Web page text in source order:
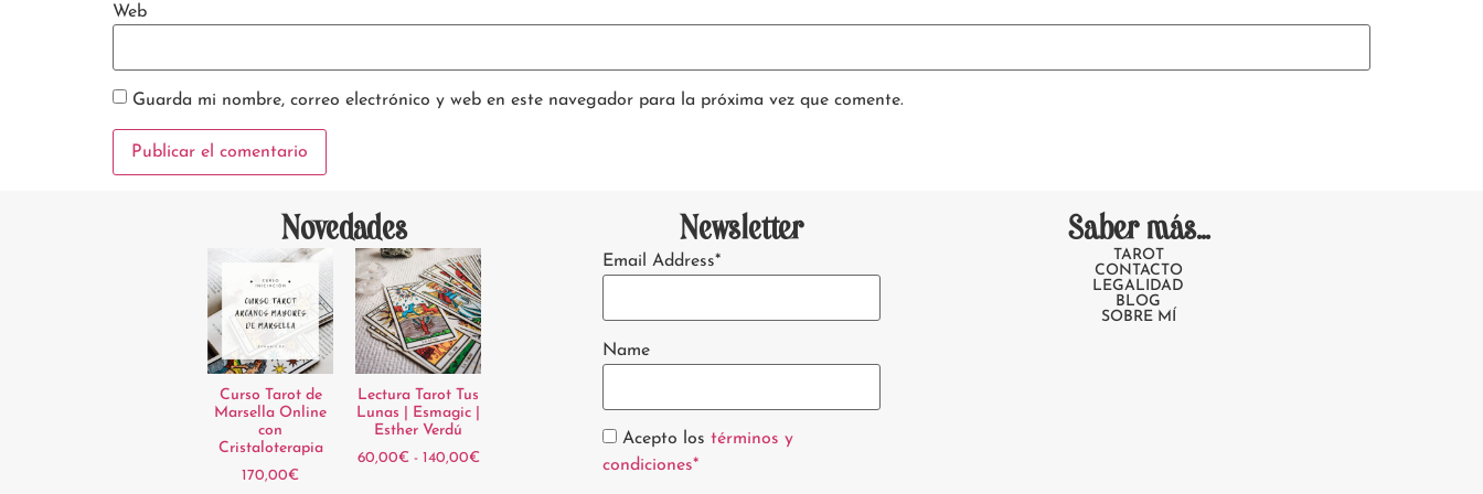
Web
Guarda mi nombre, correo electrónico y web en este navegador para la próxima vez que comente.
Novedades
Curso Tarot de
Marsella Online
con
Cristaloterapia
170,00€
Lectura Tarot Tus
Lunas | Esmagic |
Esther Verdú
60,00€ - 140,00€
Newsletter
Email Address*
Name
Acepto lostérminos y
condiciones*
Saber más...
TAROT
CONTACTO
LEGALIDAD
BLOG
SOBRE MÍ